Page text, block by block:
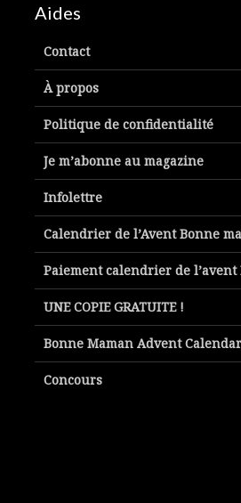
Aides
Contact
À propos
Politique de confidentialité
Je m’abonne au magazine
Infolettre
Calendrier de l’Avent Bonne
Paiement calendrier de l’avent
UNE COPIE GRATUITE !
Bonne Maman Advent
Concours